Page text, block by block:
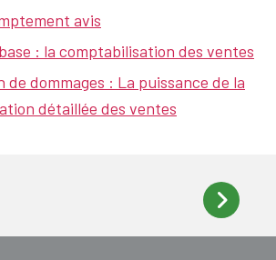
avis
: la comptabilisation des ventes
de dommages : La puissance de la
détaillée des ventes